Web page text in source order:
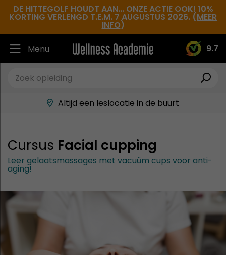
DE HITTEGOLF HOUDT AAN... ONZE ACTIE OOK! 10%
KORTING VERLENGD T.E.M. 7 AUGUSTUS 2026. (MEER
INFO)
9.7
Menu
Ruim 30.000 tevreden studenten
Beste docenten in de branche
Altijd een leslocatie in de buurt
Cursus Facial cupping
Leer gelaatsmassages met vacuüm cups voor anti-
aging!